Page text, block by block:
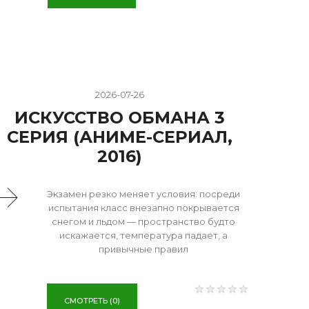
2026-07-26
ИСКУССТВО ОБМАНА 3
СЕРИЯ (АНИМЕ-СЕРИАЛ,
2016)
Экзамен резко меняет условия: посреди
испытания класс внезапно покрывается
снегом и льдом — пространство будто
искажается, температура падает, а
привычные правил
СМОТРЕТЬ (0)